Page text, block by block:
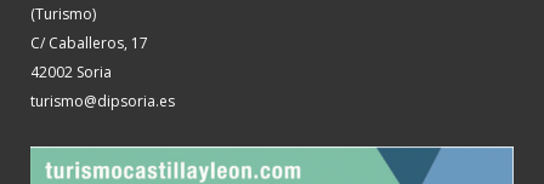
(Turismo)
C/ Caballeros, 17
42002 Soria
turismo@dipsoria.es